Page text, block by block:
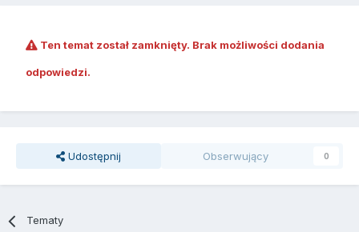
Ten temat został zamknięty. Brak możliwości dodania
odpowiedzi.
Udostępnij Obserwujący 0
Tematy